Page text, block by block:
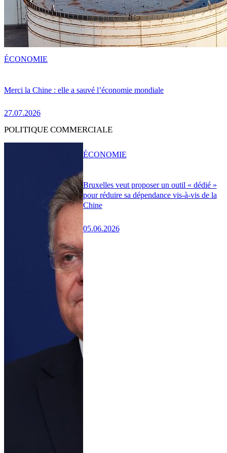
Merci la Chine : elle a sauvé l’économie mondiale
27.07.2026
ÉCONOMIE
POLITIQUE COMMERCIALE
Bruxelles veut proposer un outil « dédié »
pour réduire sa dépendance vis-à-vis de la
Chine
05.06.2026
ÉCONOMIE